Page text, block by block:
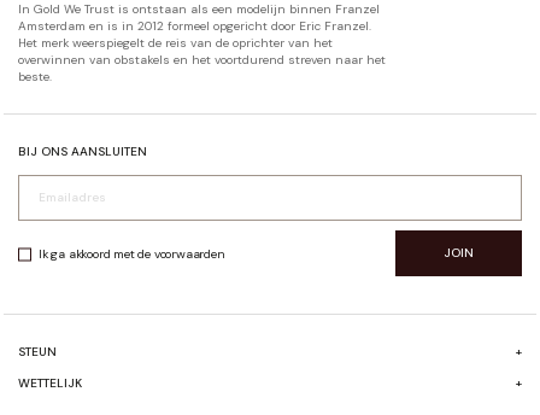
In Gold We Trust is ontstaan als een modelijn binnen Franzel
Amsterdam en is in 2012 formeel opgericht door Eric Franzel.
Het merk weerspiegelt de reis van de oprichter van het
overwinnen van obstakels en het voortdurend streven naar het
beste.
STEUN
+
FAQ
WETTELIJK
+
BIJ ONS AANSLUITEN
Ik ga akkoord met de voorwaarden JOIN